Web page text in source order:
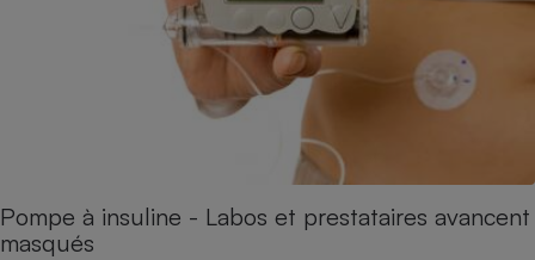
Pompe à insuline - Labos et prestataires avancent
masqués